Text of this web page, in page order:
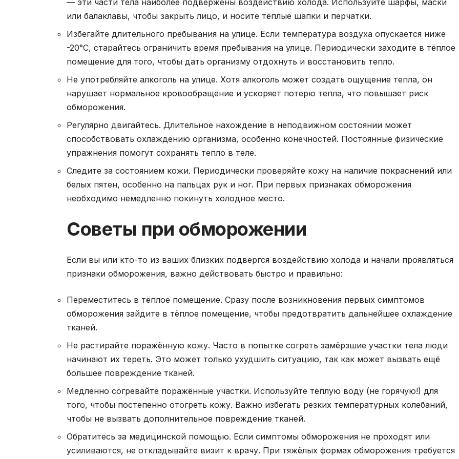
— эти части тела наиболее подвержены воздействию холода. Используйте шарфы, маски
или балаклавы, чтобы закрыть лицо, и носите тёплые шапки и перчатки.
Избегайте длительного пребывания на улице. Если температура воздуха опускается ниже
-20°C, старайтесь ограничить время пребывания на улице. Периодически заходите в тёплое
помещение для того, чтобы дать организму отдохнуть и восстановить тепло.
Не употребляйте алкоголь на улице. Хотя алкоголь может создать ощущение тепла, он
нарушает нормальное кровообращение и ускоряет потерю тепла, что повышает риск
обморожения.
Регулярно двигайтесь. Длительное нахождение в неподвижном состоянии может
способствовать охлаждению организма, особенно конечностей. Постоянные физические
упражнения помогут сохранять тепло в теле.
Следите за состоянием кожи. Периодически проверяйте кожу на наличие покраснений или
белых пятен, особенно на пальцах рук и ног. При первых признаках обморожения
необходимо немедленно покинуть холодное место.
Советы при обморожении
Если вы или кто-то из ваших близких подвергся воздействию холода и начали проявляться
признаки обморожения, важно действовать быстро и правильно:
Переместитесь в тёплое помещение. Сразу после возникновения первых симптомов
обморожения зайдите в тёплое помещение, чтобы предотвратить дальнейшее охлаждение
тканей.
Не растирайте поражённую кожу. Часто в попытке согреть замёрзшие участки тела люди
начинают их тереть. Это может только ухудшить ситуацию, так как может вызвать ещё
большее повреждение тканей.
Медленно согревайте поражённые участки. Используйте тёплую воду (не горячую!) для
того, чтобы постепенно отогреть кожу. Важно избегать резких температурных колебаний,
чтобы не вызвать дополнительное повреждение тканей.
Обратитесь за медицинской помощью. Если симптомы обморожения не проходят или
усиливаются, не откладывайте визит к врачу. При тяжёлых формах обморожения требуется